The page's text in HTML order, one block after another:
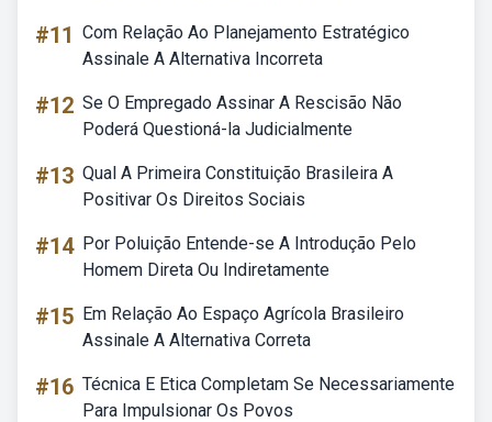
#11 Com Relação Ao Planejamento Estratégico
Assinale A Alternativa Incorreta
#12 Se O Empregado Assinar A Rescisão Não
Poderá Questioná-la Judicialmente
#13 Qual A Primeira Constituição Brasileira A
Positivar Os Direitos Sociais
#14 Por Poluição Entende-se A Introdução Pelo
Homem Direta Ou Indiretamente
#15 Em Relação Ao Espaço Agrícola Brasileiro
Assinale A Alternativa Correta
#16 Técnica E Etica Completam Se Necessariamente
Para Impulsionar Os Povos